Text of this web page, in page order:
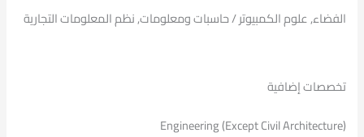
الفضاء, علوم الكمبيوتر / حاسبات ومعلومات, نظم المعلومات التجارية
تخصصات إضافية
Engineering (Except Civil Architecture)